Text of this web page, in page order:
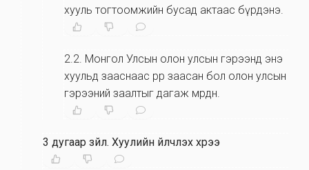
хууль тогтоомжийн бусад актаас бүрдэнэ.
2.2. Монгол Улсын олон улсын гэрээнд энэ
хуульд зааснаас өөрөөр заасан бол олон улсын
гэрээний заалтыг дагаж мөрдөнө.
3 дугаар зүйл. Хуулийн үйлчлэх хүрээ